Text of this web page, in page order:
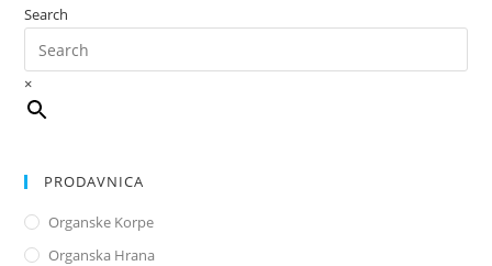
Search
×
PRODAVNICA
Organske Korpe
Organska Hrana